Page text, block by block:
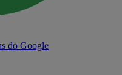
do Google